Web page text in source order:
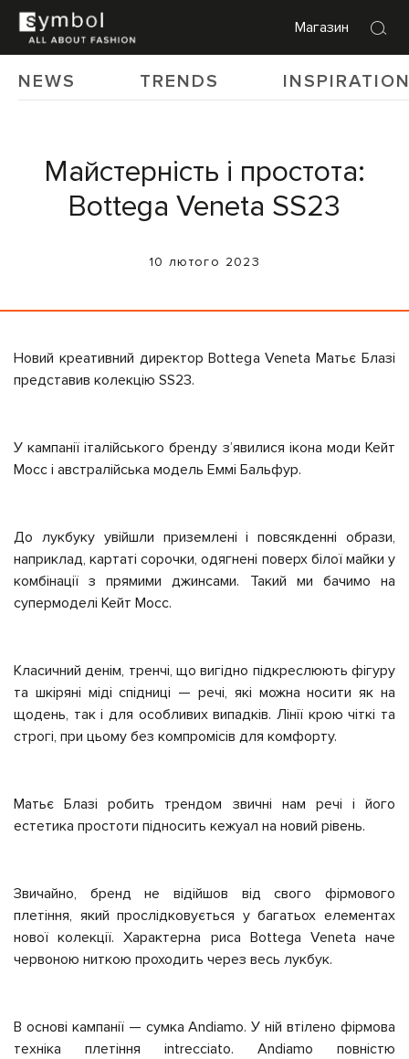
Магазин
NEWS TRENDS
Майстерність і простота:
Bottega Veneta SS23
10 лютого 2023
Новий креативний директор Bottega Veneta Матьє Блазі
представив колекцію SS23.
У кампанії італійського бренду з’явилися ікона моди Кейт
Мосс і австралійська модель Еммі Бальфур.
До лукбуку увійшли приземлені і повсякденні образи,
наприклад, картаті сорочки, одягнені поверх білої майки у
комбінації з прямими джинсами. Такий ми бачимо на
супермоделі Кейт Мосс.
Класичний денім, тренчі, що вигідно підкреслюють фігуру
та шкіряні міді спідниці — речі, які можна носити як на
щодень, так і для особливих випадків. Лінії крою чіткі та
строгі, при цьому без компромісів для комфорту.
Матьє Блазі робить трендом звичні нам речі і його
естетика простоти підносить кежуал на новий рівень.
Звичайно, бренд не відійшов від свого фірмового
плетіння, який прослідковується у багатьох елементах
нової колекції. Характерна риса Bottega Veneta наче
червоною ниткою проходить через весь лукбук.
В основі кампанії — сумка Andiamo. У ній втілено фірмова
техніка плетіння intrecciato. Andiamo повністю